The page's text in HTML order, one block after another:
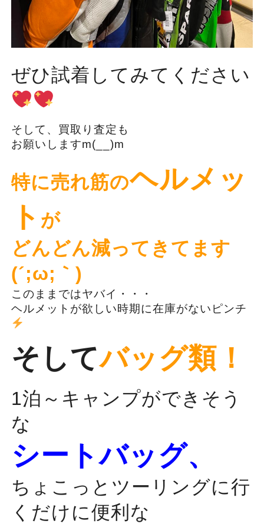
ぜひ試着してみてください
そして、買取り査定も
お願いしますm(__)m
特に売れ筋のヘルメッ
ト が
どんどん減ってきてます
(´;ω;｀)
このままではヤバイ・・・
ヘルメットが欲しい時期に在庫がないピンチ
そしてバッグ類！
1泊～キャンプができそう
な
シートバッグ、
ちょこっとツーリングに行
くだけに便利な